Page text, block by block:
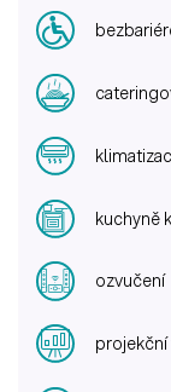
kuchyně
ozvučení
projekční